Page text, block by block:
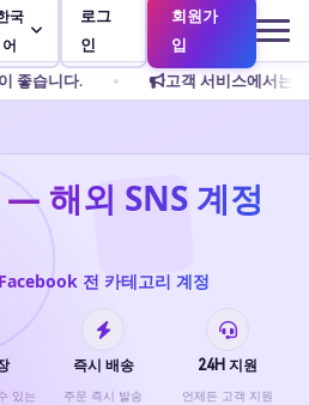
국
어
로그
인
회원가
입
고객 서비스에서는 개인 송금을 허용하
해외 SNS 계정
전 카테고리 계정
있는
즉시 배송
주문 즉시 발송
24H 지원
언제든 고객 지원